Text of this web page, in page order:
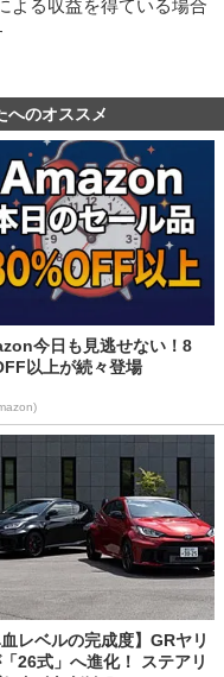
よる収益を得ている場合
へのオススメ
今日も見逃せない！8
以上が続々登場
血レベルの完成度】GRヤリ
26式」へ進化！ ステアリ